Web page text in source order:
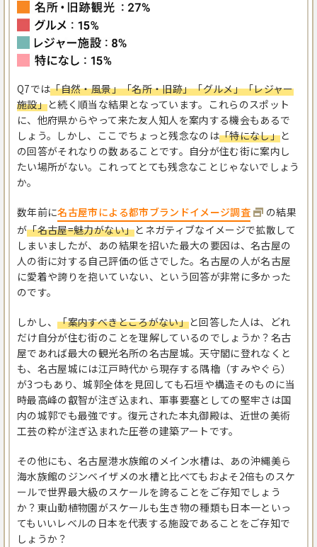
Q7では「自然・風景」「名所・旧跡」「グルメ」「レジャー
施設」と続く順当な結果となっています。これらのスポット
に、他府県からやって来た友人知人を案内する機会もあるで
しょう。しかし、ここでちょっと残念なのは「特になし」と
の回答がそれなりの数あることです。自分が住む街に案内し
たい場所がない。これってとても残念なことじゃないでしょう
か。
数年前に名古屋市による都市ブランドイメージ調査
の結果
が「名古屋=魅力がない」とネガティブなイメージで拡散して
しまいましたが、あの結果を招いた最大の要因は、名古屋の
人の街に対する自己評価の低さでした。名古屋の人が名古屋
に愛着や誇りを抱いていない、という回答が非常に多かった
のです。
しかし、「案内すべきところがない」と回答した人は、どれ
だけ自分が住む街のことを理解しているのでしょうか？名古
屋であれば最大の観光名所の名古屋城。天守閣に登れなくと
も、名古屋城には江戸時代から現存する隅櫓（すみやぐら）
が3つもあり、城郭全体を見回しても石垣や構造そのものに当
時最高峰の叡智が注ぎ込まれ、軍事要塞としての堅牢さは国
内の城郭でも最強です。復元された本丸御殿は、近世の美術
工芸の粋が注ぎ込まれた圧巻の建築アートです。
その他にも、名古屋港水族館のメイン水槽は、あの沖縄美ら
海水族館のジンベイザメの水槽と比べてもおよそ2倍ものスケ
ールで世界最大級のスケールを誇ることをご存知でしょう
か？東山動植物園がスケールも生き物の種類も日本一といっ
てもいいレベルの日本を代表する施設であることをご存知で
しょうか？